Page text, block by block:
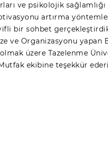
ve psikolojik
artırma
bir sohbet
ve Organizasyonu yapan
üzere Tazelenme
ekibine teşekkür